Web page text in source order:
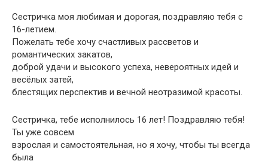
Сестричка моя любимая и дорогая, поздравляю тебя с
16-летием.
Пожелать тебе хочу счастливых рассветов и
романтических закатов,
доброй удачи и высокого успеха, невероятных идей и
весёлых затей,
блестящих перспектив и вечной неотразимой красоты.
Сестричка, тебе исполнилось 16 лет! Поздравляю тебя!
Ты уже совсем
взрослая и самостоятельная, но я хочу, чтобы ты всегда
была